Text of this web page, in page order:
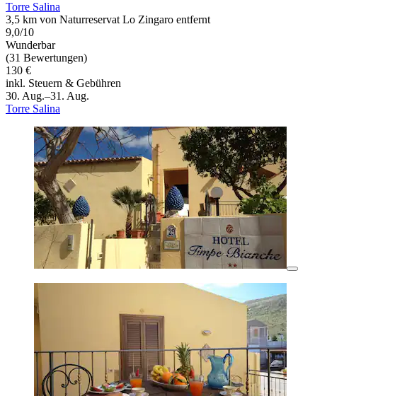
Torre Salina
3,5 km von Naturreservat Lo Zingaro entfernt
9,0/10
Wunderbar
(31 Bewertungen)
130 €
inkl. Steuern & Gebühren
30. Aug.–31. Aug.
Torre Salina